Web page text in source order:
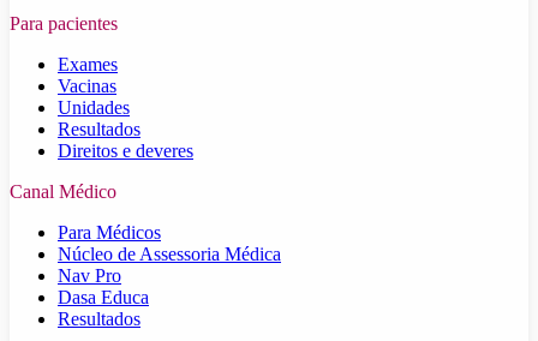
Para pacientes
Exames
Vacinas
Unidades
Resultados
Direitos e deveres
Canal Médico
Para Médicos
Núcleo de Assessoria Médica
Nav Pro
Dasa Educa
Resultados